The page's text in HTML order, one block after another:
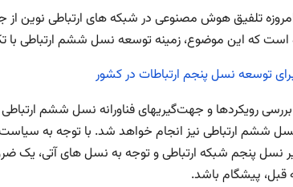
تلفیق هوش مصنوعی در شبکه های ارتباطی نوین
است که این موضوع، زمینه توسعه نسل ششم ارتباطی
وی افزود: پژوهشگاه از سال ۱۴۰۰ بررسی رویکردها و جهت‌گیریهای
نسل ششم ارتباطی نیز انجام خواهد شد. با توجه به
نسل پنجم شبکه ارتباطی و توجه به نسل های آتی، یک
پیشگام باشد.